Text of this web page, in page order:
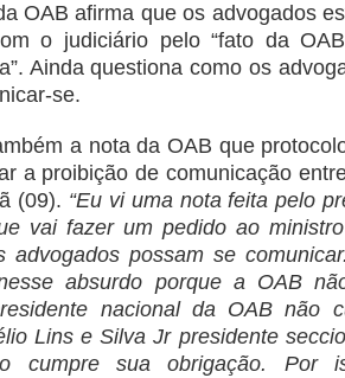
OAB afirma que os advogados
o judiciário pelo “fato da
Ainda questiona como os
se.
a nota da OAB que
a proibição de comunicação
(09). “Eu vi uma nota feita pelo
vai fazer um pedido ao
advogados possam se
absurdo porque a OAB
nacional da OAB não
Lins e Silva Jr presidente
cumpre sua obrigação. Por